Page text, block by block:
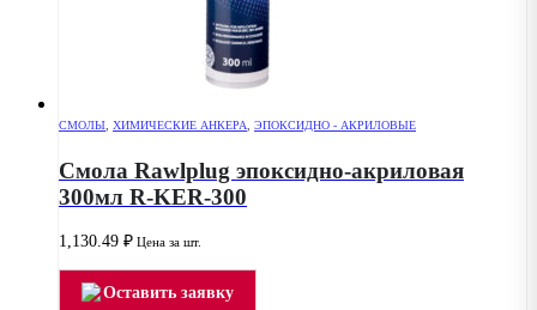
СМОЛЫ, ХИМИЧЕСКИЕ АНКЕРА, ЭПОКСИДНО - АКРИЛОВЫЕ
Смола Rawlplug эпоксидно-акриловая
300мл R-KER-300
1,130.49 ₽ Цена за шт.
Оставить заявку